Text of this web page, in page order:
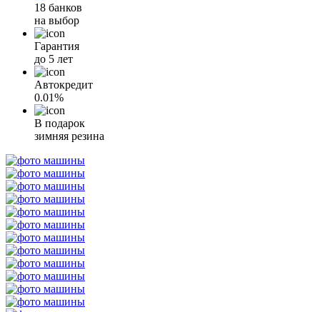
18 банков
на выбор
Гарантия
до 5 лет
Автокредит
0.01%
В подарок
зимняя резина